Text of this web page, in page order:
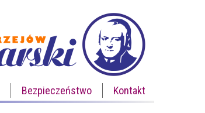
Bezpieczeństwo Kontakt